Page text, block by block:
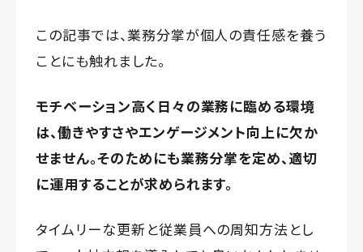
この記事では、業務分掌が個人の責任感を養う
ことにも触れました。
モチベーション高く日々の業務に臨める環境
は、働きやすさやエンゲージメント向上に欠か
せません。そのためにも業務分掌を定め、適切
に運用することが求められます。
タイムリーな更新と従業員への周知方法とし